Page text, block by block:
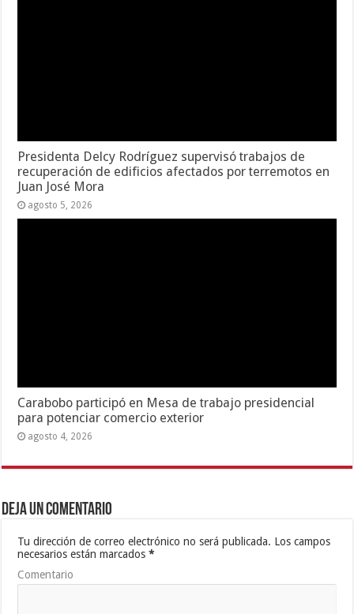
Presidenta Delcy Rodríguez supervisó trabajos de
recuperación de edificios afectados por terremotos en
Juan José Mora
agosto 5, 2026
Carabobo participó en Mesa de trabajo presidencial
para potenciar comercio exterior
agosto 4, 2026
Deja un comentario
Tu dirección de correo electrónico no será publicada. Los campos
necesarios están marcados*
Comentario